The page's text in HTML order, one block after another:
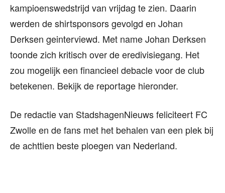
kampioenswedstrijd van vrijdag te zien. Daarin
werden de shirtsponsors gevolgd en Johan
Derksen geinterviewd. Met name Johan Derksen
toonde zich kritisch over de eredivisiegang. Het
zou mogelijk een financieel debacle voor de club
betekenen. Bekijk de reportage hieronder.
De redactie van StadshagenNieuws feliciteert FC
Zwolle en de fans met het behalen van een plek bij
de achttien beste ploegen van Nederland.